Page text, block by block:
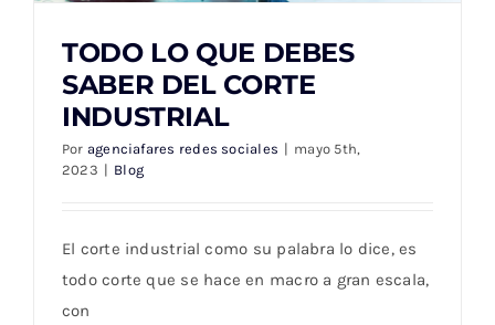
TODO LO QUE DEBES SABER DEL CORTE
TODO LO QUE DEBES
SABER DEL CORTE
INDUSTRIAL
Por agenciafares redes sociales | mayo 5th,
2023 | Blog
El corte industrial como su palabra lo dice, es
todo corte que se hace en macro a gran escala,
con